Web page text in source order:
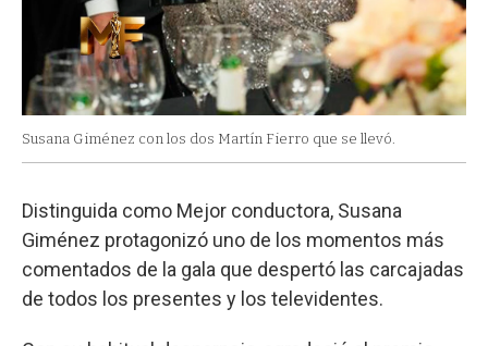
Susana Giménez con los dos Martín Fierro que se llevó.
Distinguida como Mejor conductora, Susana
Giménez protagonizó uno de los momentos más
comentados de la gala que despertó las carcajadas
de todos los presentes y los televidentes.